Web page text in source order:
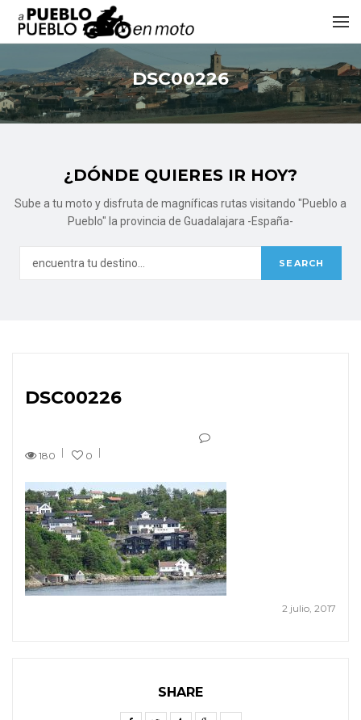
DSC00226
¿DÓNDE QUIERES IR HOY?
Sube a tu moto y disfruta de magníficas rutas visitando "Pueblo a
Pueblo" la provincia de Guadalajara -España-
DSC00226
180 0
2 julio, 2017
SHARE